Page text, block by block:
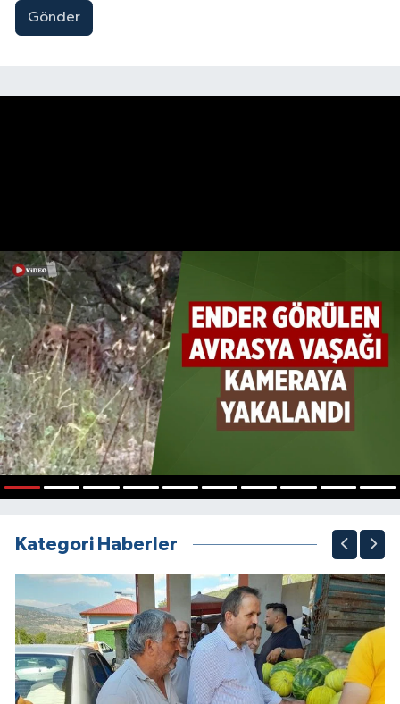
Gönder
Kategori Haberler